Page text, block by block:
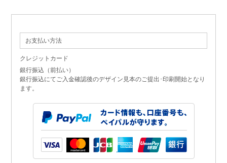
お支払い方法
クレジットカード
銀行振込（前払い）
銀行振込にてご入金確認後のデザイン見本のご提出･印刷開始となり
ます。